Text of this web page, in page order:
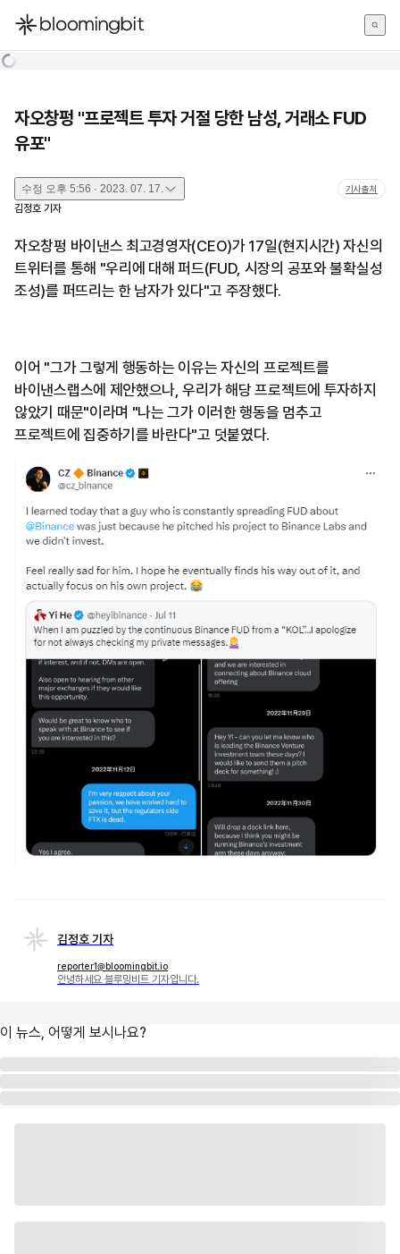
한국어
자오창펑 "프로젝트 투자 거절 당한 남성, 거래소 FUD
유포"
수정 오후 5:56 · 2023. 07. 17. 기사출처
김정호 기자
자오창펑 바이낸스 최고경영자(CEO)가 17일(현지시간) 자신의
트위터를 통해 "우리에 대해 퍼드(FUD, 시장의 공포와 불확실성
조성)를 퍼뜨리는 한 남자가 있다"고 주장했다.
이어 "그가 그렇게 행동하는 이유는 자신의 프로젝트를
바이낸스랩스에 제안했으나, 우리가 해당 프로젝트에 투자하지
않았기 때문"이라며 "나는 그가 이러한 행동을 멈추고
프로젝트에 집중하기를 바란다"고 덧붙였다.
김정호 기자
reporter1@bloomingbit.io
안녕하세요 블루밍비트 기자입니다.
이 뉴스, 어떻게 보시나요?